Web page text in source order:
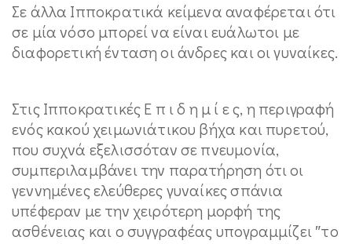
Σε άλλα Ιπποκρατικά κείμενα αναφέρεται ότι
σε μία νόσο μπορεί να είναι ευάλωτοι με
διαφορετική ένταση οι άνδρες και οι γυναίκες.
Στις Ιπποκρατικές Ε π ι δ η μ ί ε ς, η περιγραφή
ενός κακού χειμωνιάτικου βήχα και πυρετού,
που συχνά εξελισσόταν σε πνευμονία,
συμπεριλαμβάνει την παρατήρηση ότι οι
γεννημένες ελεύθερες γυναίκες σπάνια
υπέφεραν με την χειρότερη μορφή της
ασθένειας και ο συγγραφέας υπογραμμίζει ″το